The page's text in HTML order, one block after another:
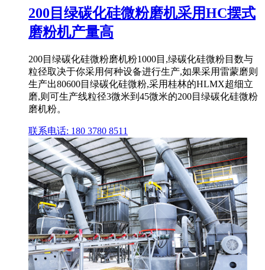
200目绿碳化硅微粉磨机采用HC摆式
磨粉机产量高
200目绿碳化硅微粉磨机粉1000目,绿碳化硅微粉目数与
粒径取决于你采用何种设备进行生产,如果采用雷蒙磨则
生产出80600目绿碳化硅微粉,采用桂林的HLMX超细立
磨,则可生产线粒径3微米到45微米的200目绿碳化硅微粉
磨机粉。
联系电话: 180 3780 8511